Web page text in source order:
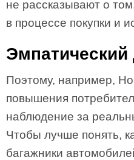
не рассказывают о
в процессе покупки и
Эмпатический
Поэтому, например,
повышения
наблюдение за
Чтобы лучше понять,
багажники